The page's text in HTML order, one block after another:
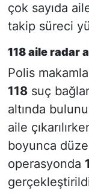
çok sayıda
takip süreci
118 aile radar
Polis
118suç
altında
aile
boyunca
operasyonda